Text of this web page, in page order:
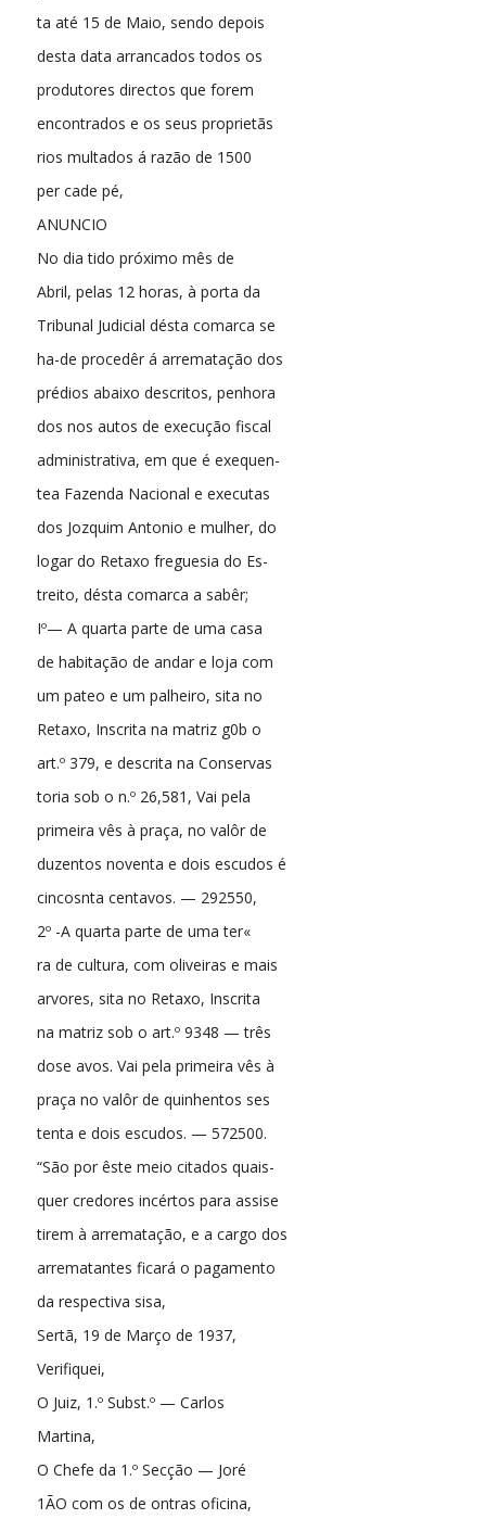
ta até 15 de Maio, sendo depois
desta data arrancados todos os
produtores directos que forem
encontrados e os seus proprietãs
rios multados á razão de 1500
per cade pé,
ANUNCIO
No dia tido próximo mês de
Abril, pelas 12 horas, à porta da
Tribunal Judicial désta comarca se
ha-de procedêr á arrematação dos
prédios abaixo descritos, penhora
dos nos autos de execução fiscal
administrativa, em que é exequen-
tea Fazenda Nacional e executas
dos Jozquim Antonio e mulher, do
logar do Retaxo freguesia do Es-
treito, désta comarca a sabêr;
Iº— A quarta parte de uma casa
de habitação de andar e loja com
um pateo e um palheiro, sita no
Retaxo, Inscrita na matriz g0b o
art.º 379, e descrita na Conservas
toria sob o n.º 26,581, Vai pela
primeira vês à praça, no valôr de
duzentos noventa e dois escudos é
cincosnta centavos. — 292550,
2º -A quarta parte de uma ter«
ra de cultura, com oliveiras e mais
arvores, sita no Retaxo, Inscrita
na matriz sob o art.º 9348 — três
dose avos. Vai pela primeira vês à
praça no valôr de quinhentos ses
tenta e dois escudos. — 572500.
“São por êste meio citados quais-
quer credores incértos para assise
tirem à arrematação, e a cargo dos
arrematantes ficará o pagamento
da respectiva sisa,
Sertã, 19 de Março de 1937,
Verifiquei,
O Juiz, 1.º Subst.º — Carlos
Martina,
O Chefe da 1.º Secção — Joré
1ÃO com os de ontras oficina,